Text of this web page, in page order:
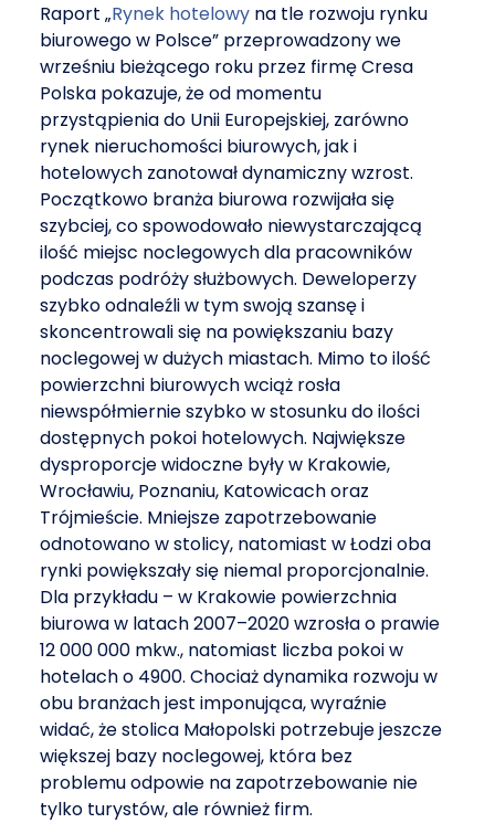
Raport „Rynek hotelowy na tle rozwoju rynku
biurowego w Polsce” przeprowadzony we
wrześniu bieżącego roku przez firmę Cresa
Polska pokazuje, że od momentu
przystąpienia do Unii Europejskiej, zarówno
rynek nieruchomości biurowych, jak i
hotelowych zanotował dynamiczny wzrost.
Początkowo branża biurowa rozwijała się
szybciej, co spowodowało niewystarczającą
ilość miejsc noclegowych dla pracowników
podczas podróży służbowych. Deweloperzy
szybko odnaleźli w tym swoją szansę i
skoncentrowali się na powiększaniu bazy
noclegowej w dużych miastach. Mimo to ilość
powierzchni biurowych wciąż rosła
niewspółmiernie szybko w stosunku do ilości
dostępnych pokoi hotelowych. Największe
dysproporcje widoczne były w Krakowie,
Wrocławiu, Poznaniu, Katowicach oraz
Trójmieście. Mniejsze zapotrzebowanie
odnotowano w stolicy, natomiast w Łodzi oba
rynki powiększały się niemal proporcjonalnie.
Dla przykładu – w Krakowie powierzchnia
biurowa w latach 2007–2020 wzrosła o prawie
12 000 000 mkw., natomiast liczba pokoi w
hotelach o 4900. Chociaż dynamika rozwoju w
obu branżach jest imponująca, wyraźnie
widać, że stolica Małopolski potrzebuje jeszcze
większej bazy noclegowej, która bez
problemu odpowie na zapotrzebowanie nie
tylko turystów, ale również firm.